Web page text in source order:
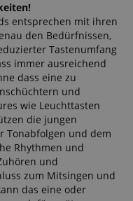
entsprechen mit ihren
den Bedürfnissen,
Tastenumfang
immer ausreichend
dass eine zu
und
wie Leuchttasten
die jungen
Tonabfolgen und dem
Rhythmen und
und
zum Mitsingen und
das eine oder